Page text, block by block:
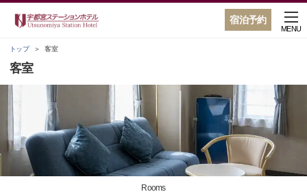
宿泊予約
MENU
トップ 客室
客室
Rooms